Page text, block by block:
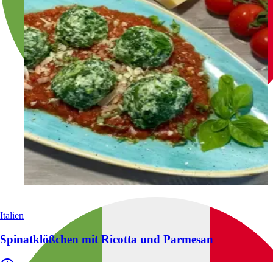
Italien
Spinatklößchen mit Ricotta und Parmesan